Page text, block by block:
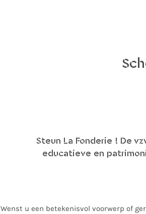
Steun La Fonderie ! De
educatieve en
Wenst u een betekenisvol voorwerp of